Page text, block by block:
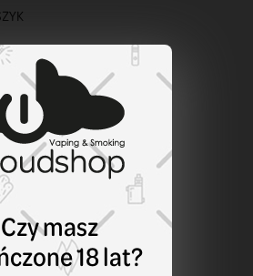
Czy masz
18 lat?